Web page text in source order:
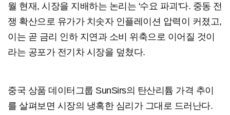
월 현재, 시장을 지배하는 논리는 '수요 파괴'다. 중동 전
쟁 확산으로 유가가 치솟자 인플레이션 압력이 커졌고,
이는 곧 금리 인하 지연과 소비 위축으로 이어질 것이
라는 공포가 전기차 시장을 덮쳤다.
중국 상품 데이터그룹 SunSirs의 탄산리튬 가격 추이
를 살펴보면 시장의 냉혹한 심리가 그대로 드러난다.